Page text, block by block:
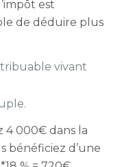
est
de déduire plus
vivant
4 000€ dans la
bénéficiez d’une